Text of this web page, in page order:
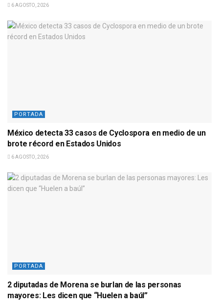
6 AGOSTO, 2026
PORTADA
México detecta 33 casos de Cyclospora en medio de un
brote récord en Estados Unidos
6 AGOSTO, 2026
PORTADA
2 diputadas de Morena se burlan de las personas
mayores: Les dicen que “Huelen a baúl”